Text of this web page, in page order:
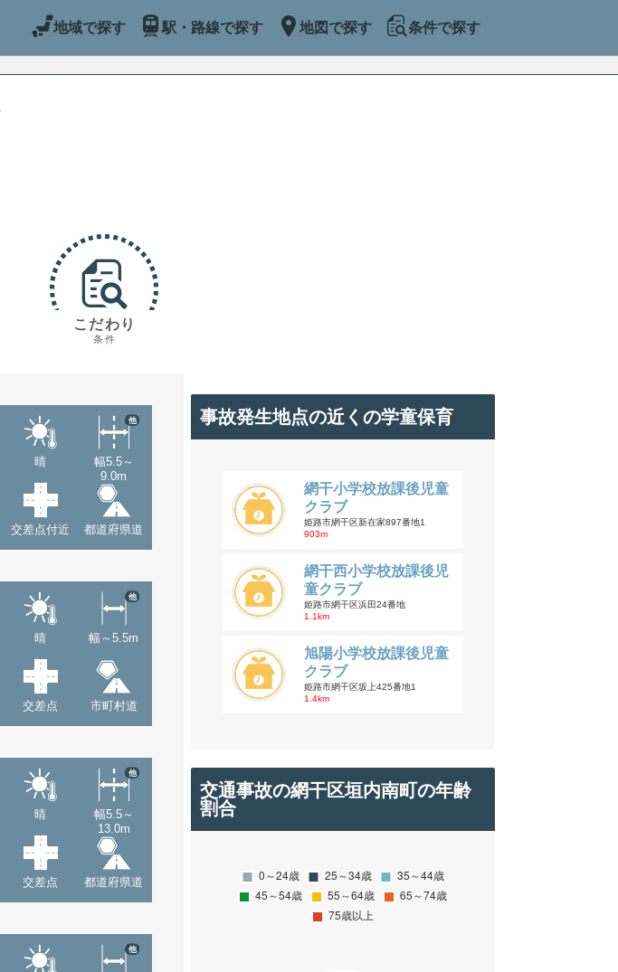
地域で探す 駅・路線で探す 地図で探す 条件で探す
こだわり
条件
晴
幅5.5～
9.0m
他
交差点付近 都道府県道
晴 幅～5.5m
他
交差点 市町村道
晴
幅5.5～
13.0m
他
交差点 都道府県道
他
事故発生地点の近くの学童保育
網干小学校放課後児童
クラブ
姫路市網干区新在家897番地1
903m
網干西小学校放課後児
童クラブ
姫路市網干区浜田24番地
1.1km
旭陽小学校放課後児童
クラブ
姫路市網干区坂上425番地1
1.4km
交通事故の網干区垣内南町の年齢
割合